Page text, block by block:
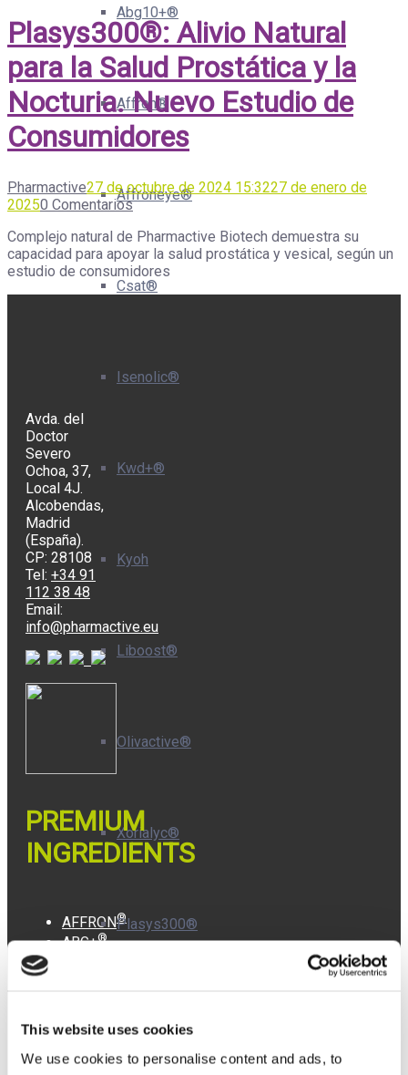
This website uses cookies
We use cookies to personalise content and ads, to
Abg10+®
Affron®
Affroneye®
Csat®
Isenolic®
Kwd+®
Kyoh
Liboost®
Olivactive®
Xorialyc®
Plasys300®
Plasys300®: Alivio Natural
para la Salud Prostática y la
Nocturia. Nuevo Estudio de
Consumidores
Pharmactive27 de octubre de 2024 15:3227 de enero de
20250 Comentarios
Complejo natural de Pharmactive Biotech demuestra su
capacidad para apoyar la salud prostática y vesical, según un
estudio de consumidores
Avda. del
Doctor
Severo
Ochoa, 37,
Local 4J.
Alcobendas,
Madrid
(España).
CP: 28108
Tel: +34 91
112 38 48
Email:
info@pharmactive.eu
PREMIUM
INGREDIENTS
AFFRON®
ABG+®
AFFRONEYE
®